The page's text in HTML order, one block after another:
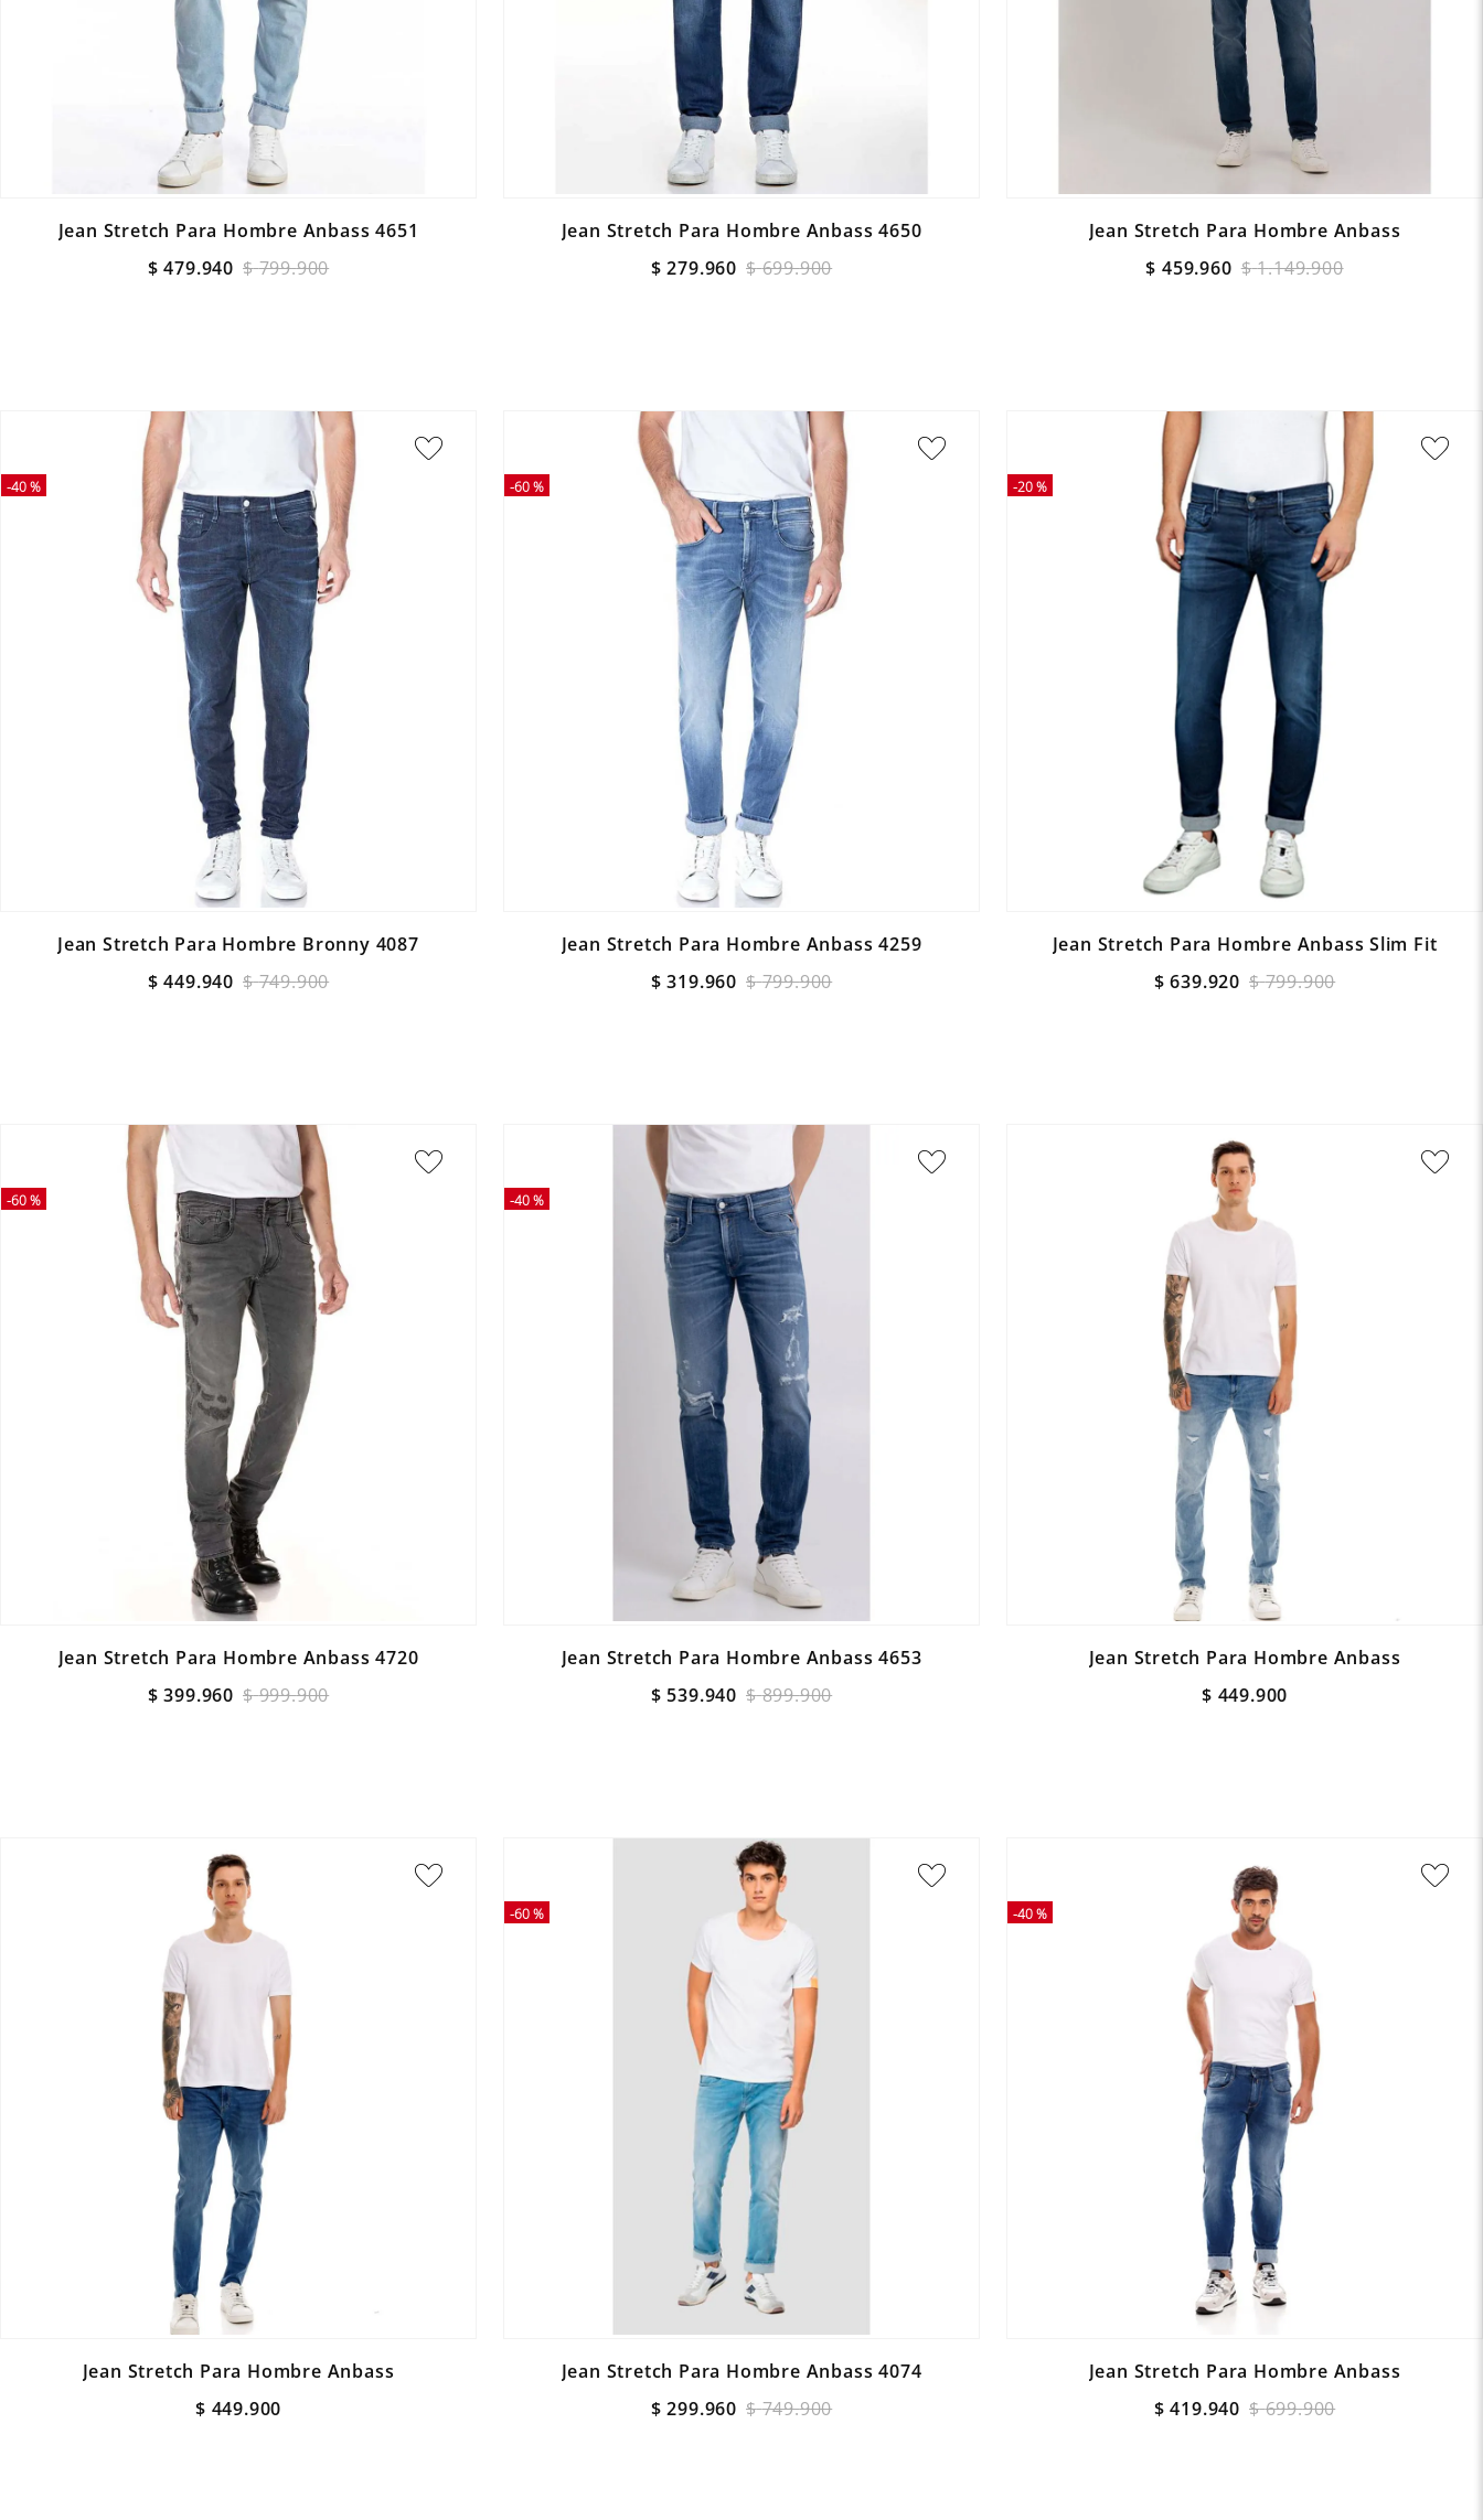
Jean Stretch Para Hombre Anbass 4651
$ 799.900
$ 479.940
Jean Stretch Para Hombre Anbass 4650
$ 699.900
$ 279.960
Jean Stretch Para Hombre Anbass
$ 1.149.900
$ 459.960
-40 %
Jean Stretch Para Hombre Bronny 4087
$ 749.900
$ 449.940
-60 %
Jean Stretch Para Hombre Anbass 4259
$ 799.900
$ 319.960
-20 %
Jean Stretch Para Hombre Anbass Slim Fit
$ 799.900
$ 639.920
-60 %
Jean Stretch Para Hombre Anbass 4720
$ 999.900
$ 399.960
-40 %
Jean Stretch Para Hombre Anbass 4653
$ 899.900
$ 539.940
Jean Stretch Para Hombre Anbass
$ 449.900
Jean Stretch Para Hombre Anbass
$ 449.900
-60 %
Jean Stretch Para Hombre Anbass 4074
$ 749.900
$ 299.960
-40 %
Jean Stretch Para Hombre Anbass
$ 699.900
$ 419.940